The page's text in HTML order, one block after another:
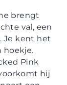
brengt
val, een
Je kent het
hoekje.
Pink
hij